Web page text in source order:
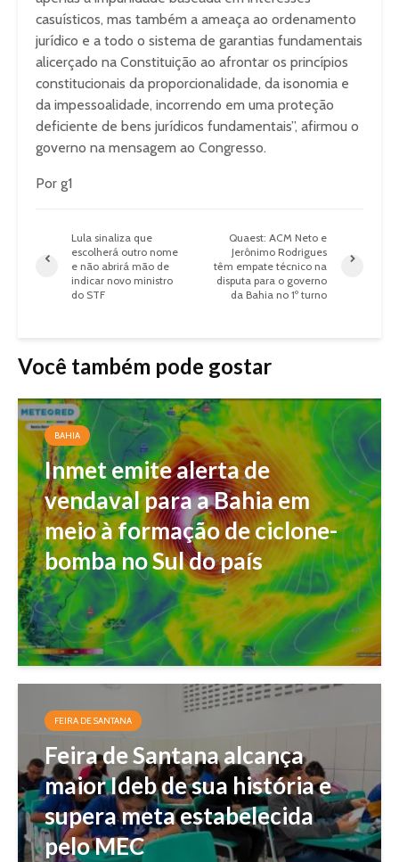
casuísticos, mas também a ameaça ao ordenamento
jurídico e a todo o sistema de garantias fundamentais
alicerçado na Constituição ao afrontar os princípios
constitucionais da proporcionalidade, da isonomia e
da impessoalidade, incorrendo em uma proteção
deficiente de bens jurídicos fundamentais”, afirmou o
governo na mensagem ao Congresso.
Por g1
Lula sinaliza que
escolherá outro nome
e não abrirá mão de
indicar novo ministro
do STF
Quaest: ACM Neto e
Jerônimo Rodrigues
têm empate técnico na
disputa para o governo
da Bahia no 1º turno
Você também pode gostar
BAHIA
Inmet emite alerta de
vendaval para a Bahia em
meio à formação de ciclone-
bomba no Sul do país
FEIRA DE SANTANA
Feira de Santana alcança
maior Ideb de sua história e
supera meta estabelecida
pelo MEC